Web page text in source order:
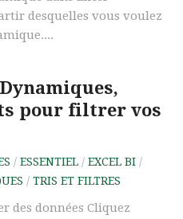
desquelles vous voulez
pour filtrer vos
/ ESSENTIEL / EXCEL BI /
/ TRIS ET FILTRES
des données Cliquez